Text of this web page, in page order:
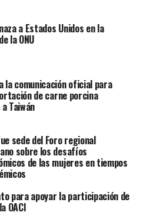
a Estados Unidos en la
la ONU
la comunicación oficial para
de carne porcina
Taiwán
sede del Foro regional
sobre los desafíos
de las mujeres en tiempos
para apoyar la participación de
OACI